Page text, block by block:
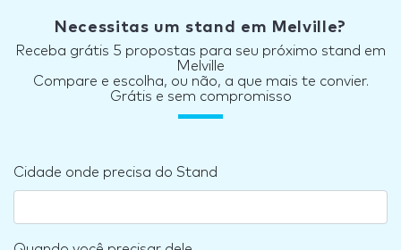
Necessitas um stand em Melville?
Receba grátis 5 propostas para seu próximo stand em
Melville
Compare e escolha, ou não, a que mais te convier.
Grátis e sem compromisso
Cidade onde precisa do Stand